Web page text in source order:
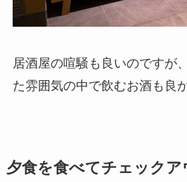
居酒屋の喧騒も良いのですが
た雰囲気の中で飲むお酒も良
夕食を食べてチェック